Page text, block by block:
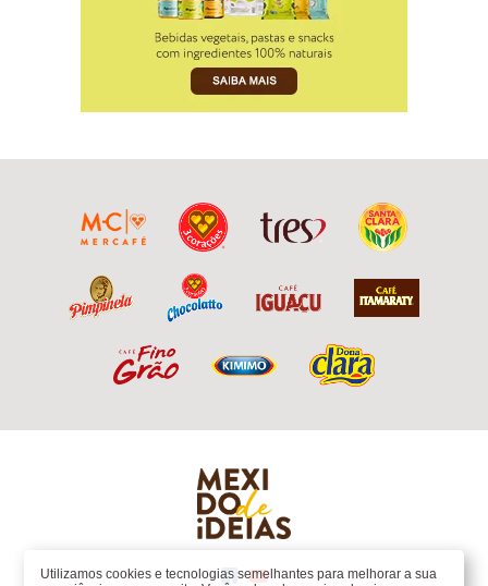
Utilizamos cookies e tecnologias semelhantes para melhorar a sua